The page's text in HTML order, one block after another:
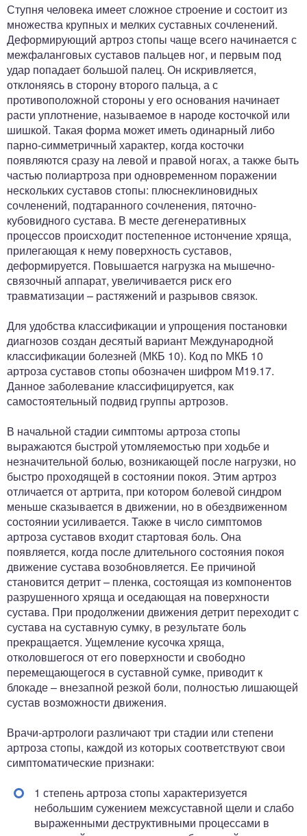
Ступня человека имеет сложное строение и состоит из
множества крупных и мелких суставных сочленений.
Деформирующий артроз стопы чаще всего начинается с
межфаланговых суставов пальцев ног, и первым под
удар попадает большой палец. Он искривляется,
отклоняясь в сторону второго пальца, а с
противоположной стороны у его основания начинает
расти уплотнение, называемое в народе косточкой или
шишкой. Такая форма может иметь одинарный либо
парно-симметричный характер, когда косточки
появляются сразу на левой и правой ногах, а также быть
частью полиартроза при одновременном поражении
нескольких суставов стопы: плюснеклиновидных
сочленений, подтаранного сочленения, пяточно-
кубовидного сустава. В месте дегенеративных
процессов происходит постепенное истончение хряща,
прилегающая к нему поверхность суставов,
деформируется. Повышается нагрузка на мышечно-
связочный аппарат, увеличивается риск его
травматизации – растяжений и разрывов связок.
Для удобства классификации и упрощения постановки
диагнозов создан десятый вариант Международной
классификации болезней (МКБ 10). Код по МКБ 10
артроза суставов стопы обозначен шифром М19.17.
Данное заболевание классифицируется, как
самостоятельный подвид группы артрозов.
В начальной стадии симптомы артроза стопы
выражаются быстрой утомляемостью при ходьбе и
незначительной болью, возникающей после нагрузки, но
быстро проходящей в состоянии покоя. Этим артроз
отличается от артрита, при котором болевой синдром
меньше сказывается в движении, но в обездвиженном
состоянии усиливается. Также в число симптомов
артроза суставов входит стартовая боль. Она
появляется, когда после длительного состояния покоя
движение сустава возобновляется. Ее причиной
становится детрит – пленка, состоящая из компонентов
разрушенного хряща и оседающая на поверхности
сустава. При продолжении движения детрит переходит с
сустава на суставную сумку, в результате боль
прекращается. Ущемление кусочка хряща,
отколовшегося от его поверхности и свободно
перемещающегося в суставной сумке, приводит к
блокаде – внезапной резкой боли, полностью лишающей
сустав возможности движения.
Врачи-артрологи различают три стадии или степени
артроза стопы, каждой из которых соответствуют свои
симптоматические признаки:
1 степень артроза стопы характеризуется
небольшим сужением межсуставной щели и слабо
выраженными деструктивными процессами в